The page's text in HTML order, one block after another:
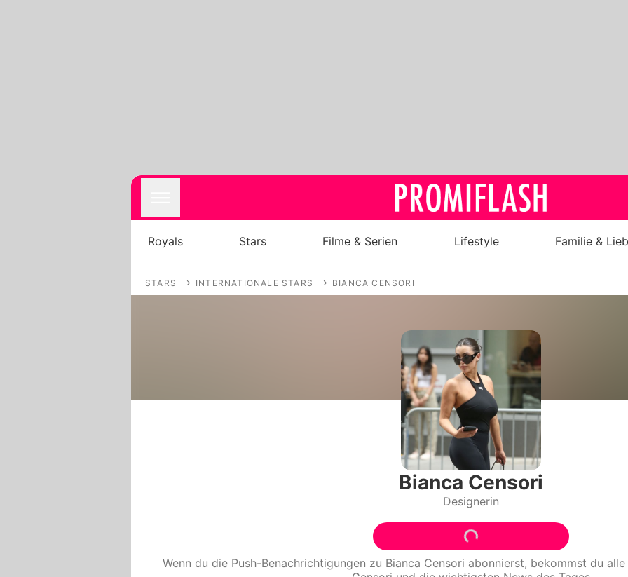
Filme & Serien
Lifestyle
Familie & Liebe
Promiflash Exklusiv
Alle Themen auf Promiflash
Jobs
App runterladen
Team
Royals Stars Filme & Serien Lifestyle Familie &
STARS INTERNATIONALE STARS BIANCA CENSORI
Bianca Censori
Designerin
Wenn du die Push-Benachrichtigungen zu Bianca Censori abonnierst, bekommst du